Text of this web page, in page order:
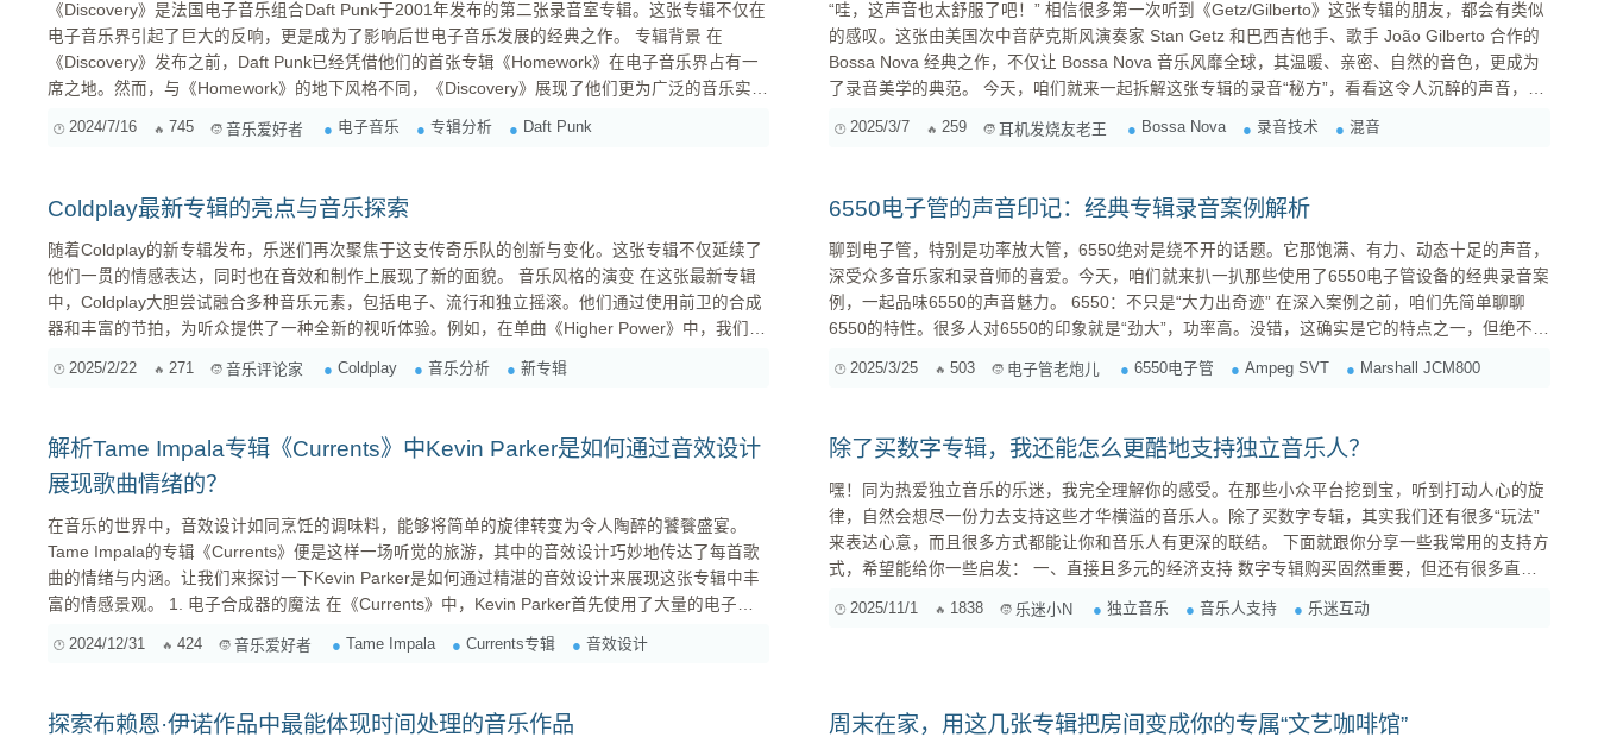
《Discovery》是法国电子音乐组合Daft Punk于2001年发布的第二张录音室专辑。这张专辑不仅在
电子音乐界引起了巨大的反响，更是成为了影响后世电子音乐发展的经典之作。 专辑背景 在
《Discovery》发布之前，Daft Punk已经凭借他们的首张专辑《Homework》在电子音乐界占有一
席之地。然而，与《Homework》的地下风格不同，《Discovery》展现了他们更为广泛的音乐实验
和创新。 代表性歌曲分析 One More Time 这首歌可以说是《Discovery》中最为著名的曲目之...
2024/7/16 745 音乐爱好者 电子音乐 专辑分析 Daft Punk
“哇，这声音也太舒服了吧！” 相信很多第一次听到《Getz/Gilberto》这张专辑的朋友，都会有类似
的感叹。这张由美国次中音萨克斯风演奏家 Stan Getz 和巴西吉他手、歌手 João Gilberto 合作的
Bossa Nova 经典之作，不仅让 Bossa Nova 音乐风靡全球，其温暖、亲密、自然的音色，更成为
了录音美学的典范。 今天，咱们就来一起拆解这张专辑的录音“秘方”，看看这令人沉醉的声音，究
竟是如何打造出来的。相信通过这次“解剖”，无论是录音新手还是经验丰富的制作人，都能从中获
得启发和实用的技巧。 一、Bossa Nov...
2025/3/7 259 耳机发烧友老王 Bossa Nova 录音技术 混音
Coldplay最新专辑的亮点与音乐探索
随着Coldplay的新专辑发布，乐迷们再次聚焦于这支传奇乐队的创新与变化。这张专辑不仅延续了
他们一贯的情感表达，同时也在音效和制作上展现了新的面貌。 音乐风格的演变 在这张最新专辑
中，Coldplay大胆尝试融合多种音乐元素，包括电子、流行和独立摇滚。他们通过使用前卫的合成
器和丰富的节拍，为听众提供了一种全新的视听体验。例如，在单曲《Higher Power》中，我们可
其深刻而细腻的风格。无论是对爱、失去还是自我反思，他们都以一种更为成...
2025/2/22 271 音乐评论家 Coldplay 音乐分析 新专辑
6550电子管的声音印记：经典专辑录音案例解析
聊到电子管，特别是功率放大管，6550绝对是绕不开的话题。它那饱满、有力、动态十足的声音，
深受众多音乐家和录音师的喜爱。今天，咱们就来扒一扒那些使用了6550电子管设备的经典录音案
例，一起品味6550的声音魅力。 6550：不只是“大力出奇迹” 在深入案例之前，咱们先简单聊聊
6550的特性。很多人对6550的印象就是“劲大”，功率高。没错，这确实是它的特点之一，但绝不是
的低频下潜深，量感足，中频饱满厚实，...
2025/3/25 503 电子管老炮儿 6550电子管 Ampeg SVT Marshall JCM800
解析Tame Impala专辑《Currents》中Kevin Parker是如何通过音效设计
展现歌曲情绪的？
在音乐的世界中，音效设计如同烹饪的调味料，能够将简单的旋律转变为令人陶醉的饕餮盛宴。
Tame Impala的专辑《Currents》便是这样一场听觉的旅游，其中的音效设计巧妙地传达了每首歌
曲的情绪与内涵。让我们来探讨一下Kevin Parker是如何通过精湛的音效设计来展现这张专辑中丰
富的情感景观。 1. 电子合成器的魔法 在《Currents》中，Kevin Parker首先使用了大量的电子合
节奏形成了交织，使听众仿佛置身于未来科技的幻梦之中。合成器的使用...
2024/12/31 424 音乐爱好者 Tame Impala Currents专辑 音效设计
除了买数字专辑，我还能怎么更酷地支持独立音乐人？
嘿！同为热爱独立音乐的乐迷，我完全理解你的感受。在那些小众平台挖到宝，听到打动人心的旋
律，自然会想尽一份力去支持这些才华横溢的音乐人。除了买数字专辑，其实我们还有很多“玩法”
来表达心意，而且很多方式都能让你和音乐人有更深的联结。 下面就跟你分享一些我常用的支持方
式，希望能给你一些启发： 一、直接且多元的经济支持 数字专辑购买固然重要，但还有很多直接
2025/11/1 1838 乐迷小N 独立音乐 音乐人支持 乐迷互动
探索布赖恩·伊诺作品中最能体现时间处理的音乐作品 周末在家，用这几张专辑把房间变成你的专属“文艺咖啡馆”